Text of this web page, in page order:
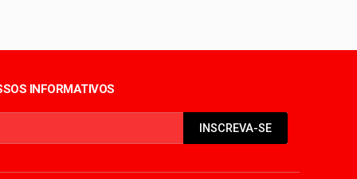
INFORMATIVOS
INSCREVA-SE